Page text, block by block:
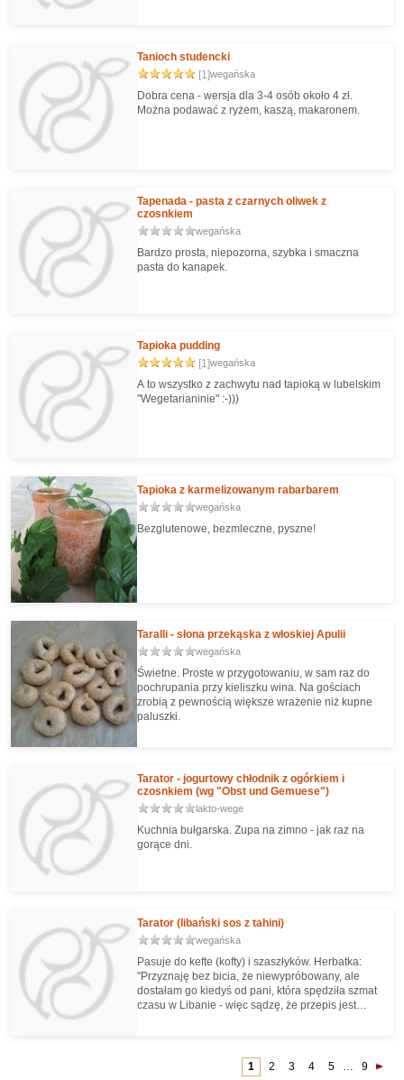
Tanioch studencki
[1]wegańska
Dobra cena - wersja dla 3-4 osób około 4 zł.
Można podawać z ryżem, kaszą, makaronem.
Tapenada - pasta z czarnych oliwek z
czosnkiem
wegańska
Bardzo prosta, niepozorna, szybka i smaczna
pasta do kanapek.
Tapioka pudding
[1]wegańska
A to wszystko z zachwytu nad tapioką w lubelskim
"Wegetarianinie" :-)))
Tapioka z karmelizowanym rabarbarem
wegańska
Bezglutenowe, bezmleczne, pyszne!
Taralli - słona przekąska z włoskiej Apulii
wegańska
Świetne. Proste w przygotowaniu, w sam raz do
pochrupania przy kieliszku wina. Na gościach
zrobią z pewnością większe wrażenie niż kupne
paluszki.
Tarator - jogurtowy chłodnik z ogórkiem i
czosnkiem (wg "Obst und Gemuese")
lakto-wege
Kuchnia bułgarska. Zupa na zimno - jak raz na
gorące dni.
Tarator (libański sos z tahini)
wegańska
Pasuje do kefte (kofty) i szaszłyków. Herbatka:
"Przyznaję bez bicia, że niewypróbowany, ale
dostałam go kiedyś od pani, która spędziła szmat
czasu w Libanie - więc sądzę, że przepis jest
1 2 3 4 5 … 9